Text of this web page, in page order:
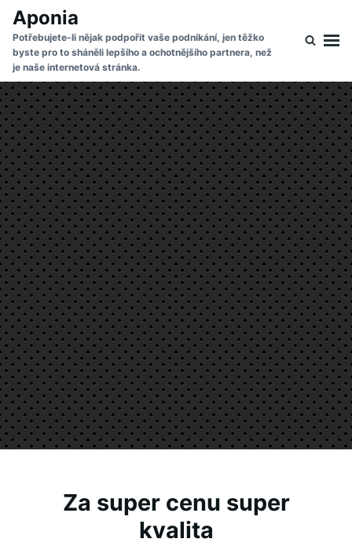
Skip
content
Search
for:
Aponia
Potřebujete-li nějak podpořit vaše podnikání, jen těžko
byste pro to sháněli lepšího a ochotnějšího partnera, než
je naše internetová stránka.
Za super cenu super
kvalita